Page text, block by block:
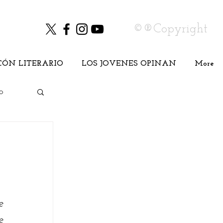
©®Copyright
LITERARIO LOS JOVENES OPINAN More